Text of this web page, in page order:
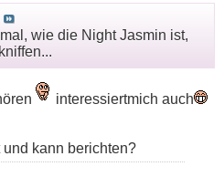
wie die Night Jasmin ist,
interessiertmich auch
kann berichten?